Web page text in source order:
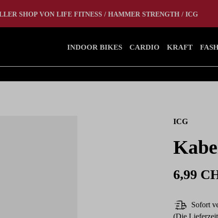
SHOP VON LIFE FITNESS / HAMMER STRENGTH / ICG
INDOOR BIKES CARDIO KRAFT
ICG
6,99
Sofort
(Die